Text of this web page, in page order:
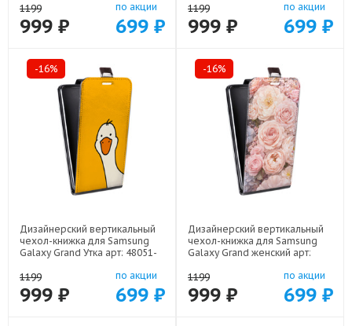
1199
999 ₽
по акции
699 ₽
1199
999 ₽
по акции
699 ₽
-16%
Дизайнерский вертикальный
чехол-книжка для Samsung
Galaxy Grand Утка арт: 48051-
1199
999 ₽
по акции
699 ₽
-16%
Дизайнерский вертикальный
чехол-книжка для Samsung
Galaxy Grand женский арт:
1199
999 ₽
по акции
699 ₽